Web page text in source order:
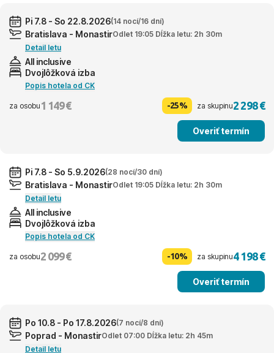
Pi 7.8 - So 22.8.2026(14 nocí/16 dní)
Bratislava - MonastirOdlet 19:05 Dĺžka letu: 2h 30m
Detail letu
All inclusive
Dvojlôžková izba
Popis hotela od CK
za osobu 1 149 € -25% za skupinu2 298 €
Overiť termín
Pi 7.8 - So 5.9.2026(28 nocí/30 dní)
Bratislava - MonastirOdlet 19:05 Dĺžka letu: 2h 30m
Detail letu
All inclusive
Dvojlôžková izba
Popis hotela od CK
za osobu2 099 € -10% za skupinu4 198 €
Overiť termín
Po 10.8 - Po 17.8.2026(7 nocí/8 dní)
Poprad - MonastirOdlet 07:00 Dĺžka letu: 2h 45m
Detail letu